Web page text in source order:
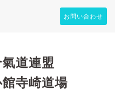
お問い合わせ
道連盟
寺崎道場